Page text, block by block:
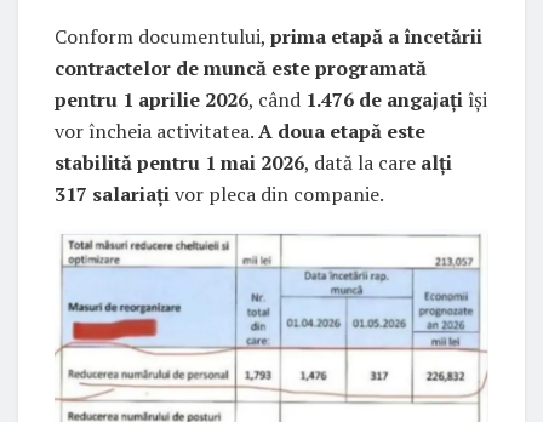
Conform documentului, prima etapă a încetării
contractelor de muncă este programată
pentru 1 aprilie 2026, când 1.476 de angajați își
vor încheia activitatea.A doua etapă este
stabilită pentru 1 mai 2026, dată la care alți
317 salariațivor pleca din companie.